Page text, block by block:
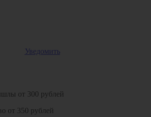
Уведомить
от 300 рублей
от 350 рублей